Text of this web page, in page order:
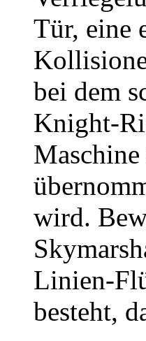
Tür, eine
bei dem
Knight-
wird.
Linien-
besteht,